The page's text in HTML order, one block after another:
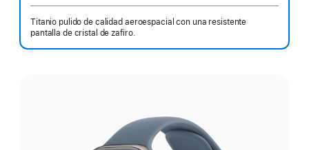
Titanio pulido de calidad aeroespacial con una resistente
pantalla de cristal de zafiro.